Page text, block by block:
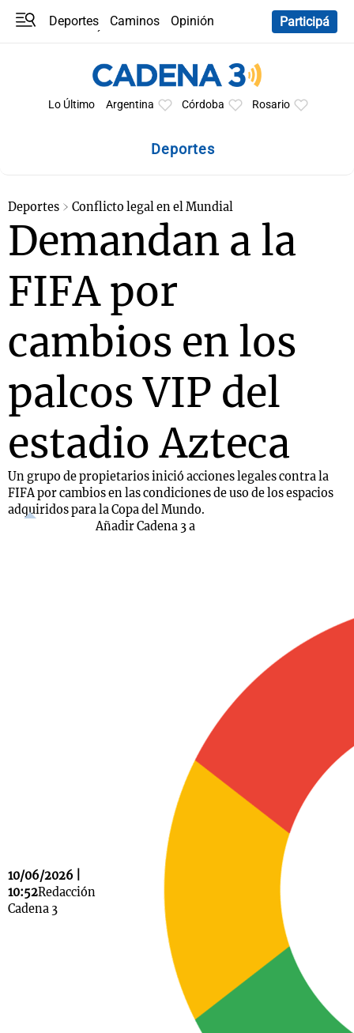
Deportes Caminos
Opinión
Participá
Lo Último Argentina Córdoba Rosario
Deportes
Deportes Conflicto legal en el Mundial
Demandan a la
FIFA por
cambios en los
palcos VIP del
estadio Azteca
Un grupo de propietarios inició acciones legales contra la
FIFA por cambios en las condiciones de uso de los espacios
adquiridos para la Copa del Mundo.
10/06/2026 |
10:52Redacción
Cadena 3
Añadir Cadena 3 a
Mundial 2026
La Sole en
Cadena 3